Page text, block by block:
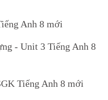
Anh 8 mới
- Unit 3 Tiếng Anh 8
Tiếng Anh 8 mới